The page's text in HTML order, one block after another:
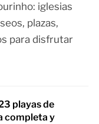
iglesias
plazas,
para disfrutar
playas de
completa y